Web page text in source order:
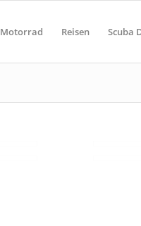
Motorrad Reisen Scuba